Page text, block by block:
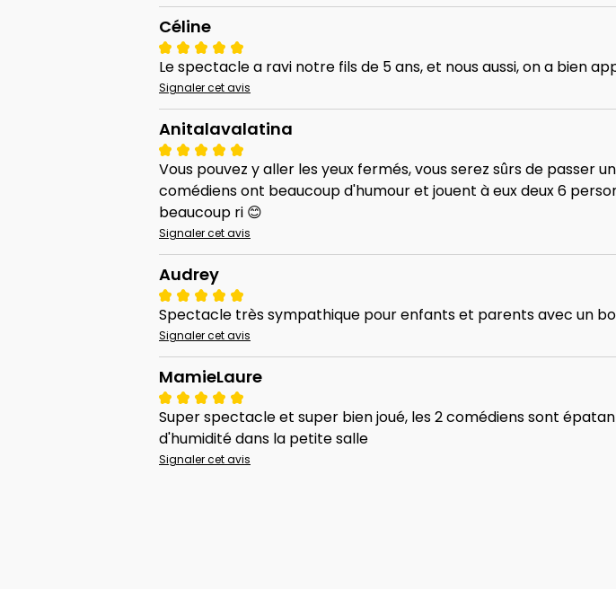
Céline
Le spectacle a ravi notre fils de 5 ans, et nous aussi, on a bien
Signaler cet avis
Anitalavalatina
Vous pouvez y aller les yeux fermés, vous serez sûrs de
comédiens ont beaucoup d'humour et jouent à eux deux 6
beaucoup ri 😊
Signaler cet avis
Audrey
Spectacle très sympathique pour enfants et parents avec un
Signaler cet avis
MamieLaure
Super spectacle et super bien joué, les 2 comédiens sont
d'humidité dans la petite salle
Signaler cet avis